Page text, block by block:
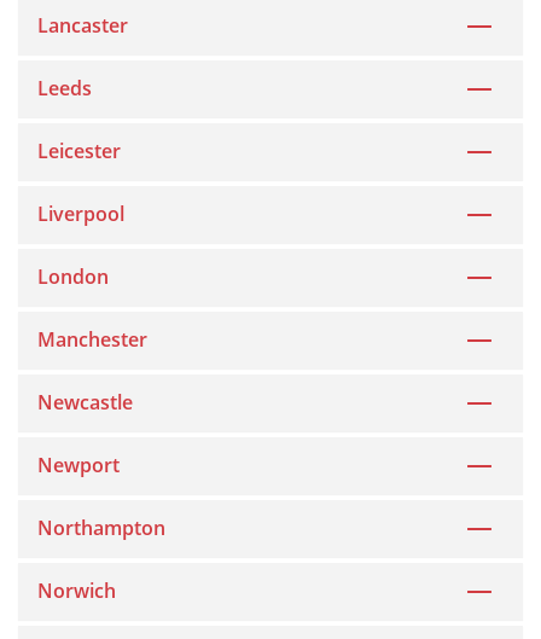
Lancaster
Leeds
Leicester
Liverpool
London
Manchester
Newcastle
Newport
Northampton
Norwich